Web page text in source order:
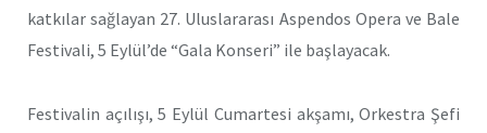
katkılar sağlayan 27. Uluslararası Aspendos Opera ve Bale
Festivali, 5 Eylül’de “Gala Konseri” ile başlayacak.
Festivalin açılışı, 5 Eylül Cumartesi akşamı, Orkestra Şefi